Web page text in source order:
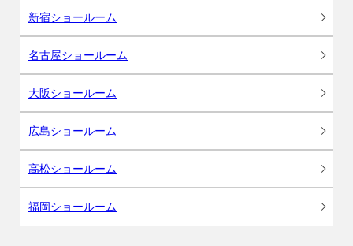
新宿ショールーム
名古屋ショールーム
大阪ショールーム
広島ショールーム
高松ショールーム
福岡ショールーム